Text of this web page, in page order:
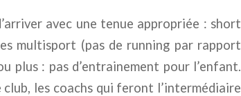
avec une tenue appropriée : short
multisport (pas de running par rapport
plus : pas d’entrainement pour l’enfant.
les coachs qui feront l’intermédiaire